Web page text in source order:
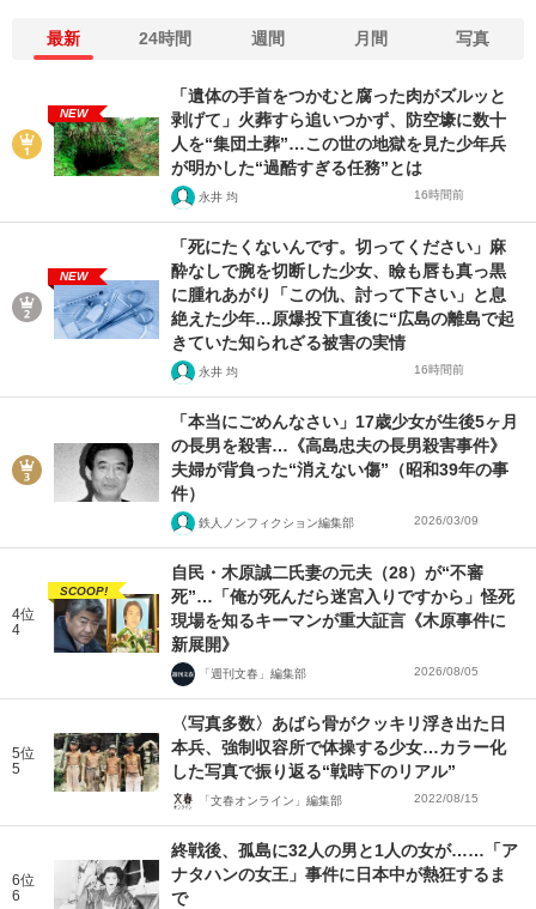
最新 24時間 週間 月間 写真
NEW
「遺体の手首をつかむと腐った肉がズルッと
剥げて」火葬すら追いつかず、防空壕に数十
人を“集団土葬”…この世の地獄を見た少年兵
が明かした“過酷すぎる任務”とは
永井 均 16時間前
NEW
「死にたくないんです。切ってください」麻
酔なしで腕を切断した少女、瞼も唇も真っ黒
に腫れあがり「この仇、討って下さい」と息
絶えた少年…原爆投下直後に“広島の離島で起
きていた知られざる被害の実情
永井 均 16時間前
「本当にごめんなさい」17歳少女が生後5ヶ月
の長男を殺害…《高島忠夫の長男殺害事件》
夫婦が背負った“消えない傷”（昭和39年の事
件）
鉄人ノンフィクション編集部 2026/03/09
4位
4
SCOOP!
自民・木原誠二氏妻の元夫（28）が“不審
死”…「俺が死んだら迷宮入りですから」怪死
現場を知るキーマンが重大証言《木原事件に
新展開》
「週刊文春」編集部 2026/08/05
5位
5
〈写真多数〉あばら骨がクッキリ浮き出た日
本兵、強制収容所で体操する少女…カラー化
した写真で振り返る“戦時下のリアル”
「文春オンライン」編集部 2022/08/15
6位
6
終戦後、孤島に32人の男と1人の女が……「ア
ナタハンの女王」事件に日本中が熱狂するま
で